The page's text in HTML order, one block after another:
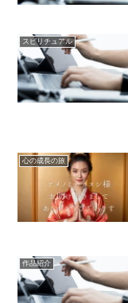
スピリチュアル
心の成長の旅
作品紹介